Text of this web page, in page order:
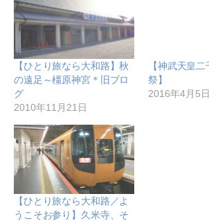
【ひとり旅なら大和路】秋
の遠足～橿原神宮＊旧ブロ
グ
2010年11月21日
【神武天皇
祭】
2016年4月5日
【ひとり旅なら大和路／よ
うこそお参り】久米寺、そ